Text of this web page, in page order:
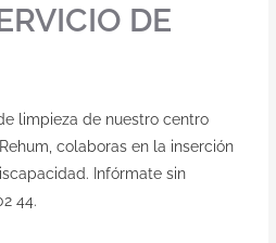
DE
limpieza de nuestro centro
colaboras en la inserción
Infórmate sin
44.